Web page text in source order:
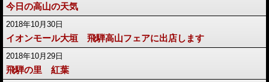
今日の高山の天気
2018年10月30日
イオンモール大垣 飛騨高山フェアに出店します
2018年10月29日
飛騨の里 紅葉